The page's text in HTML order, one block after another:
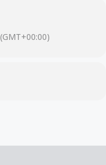
(GMT+00:00)